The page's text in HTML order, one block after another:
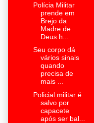
Polícia Militar
prende em
Brejo da
Madre de
Deus h...
Seu corpo dá
vários sinais
quando
precisa de
mais ...
Policial militar é
salvo por
capacete
após ser bal...